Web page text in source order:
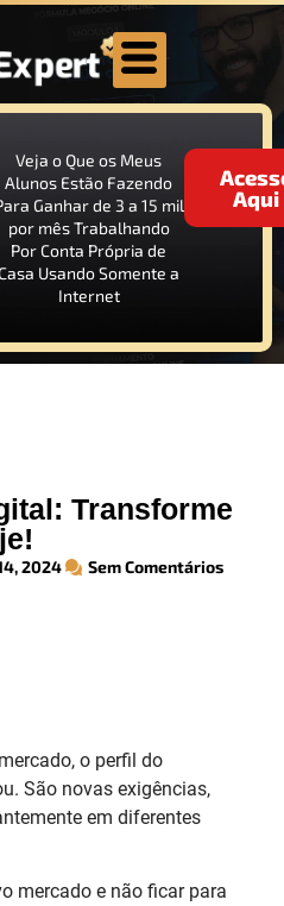
Veja o Que os Meus
Alunos Estão Fazendo
Ganhar de 3 a 15 mil
por mês Trabalhando
Por Conta Própria de
Usando Somente a
Internet
Aqui
Transforme
2024 Sem Comentários
o perfil do
São novas exigências,
em diferentes
mercado e não ficar para